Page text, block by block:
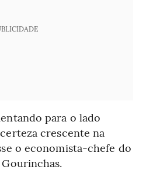
para o lado
crescente na
o economista-chefe do